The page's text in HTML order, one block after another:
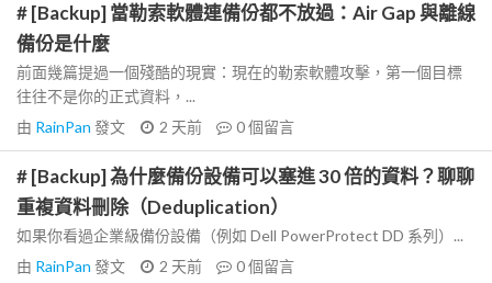
# [Backup] 當勒索軟體連備份都不放過：Air Gap 與離線
備份是什麼
前面幾篇提過一個殘酷的現實：現在的勒索軟體攻擊，第一個目標
往往不是你的正式資料，...
由 RainPan 發文 2 天前 0個留言
# [Backup] 為什麼備份設備可以塞進 30 倍的資料？聊聊
重複資料刪除（Deduplication）
如果你看過企業級備份設備（例如 Dell PowerProtect DD 系列）...
由 RainPan 發文 2 天前 0個留言